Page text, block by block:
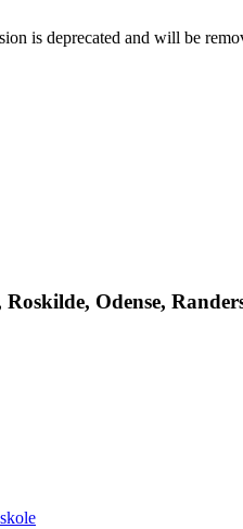
is deprecated and will be
Odense,